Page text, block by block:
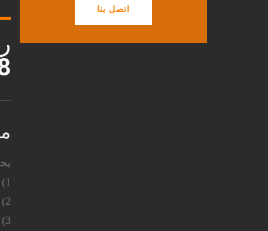
اتصل بنا
1) يعتمد هزازًا عاديًا من النوع الإضافي ويلصق بأنبوب مرن وعمود مرن
2) موثوقية جيدة
3) تصميم العمود الفريد يقلل الضوضاء بشكل كبير وكذلك يحسن الكفاءة